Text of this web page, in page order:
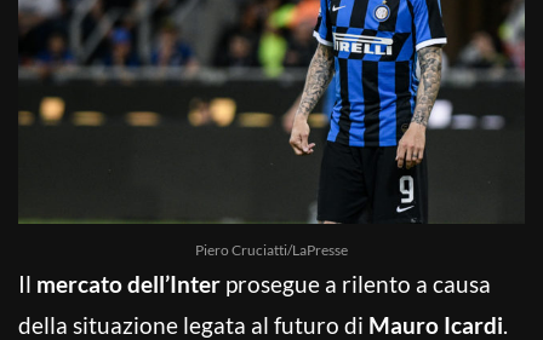
Piero Cruciatti/LaPresse
Il mercato dell’Inter prosegue a rilento a causa
della situazione legata al futuro di Mauro Icardi.